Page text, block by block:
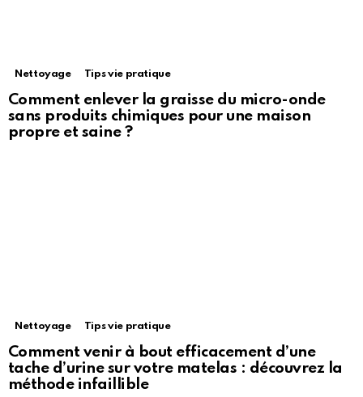
Nettoyage Tips vie pratique
Comment enlever la graisse du micro-onde
sans produits chimiques pour une maison
propre et saine ?
Nettoyage Tips vie pratique
Comment venir à bout efficacement d’une
tache d’urine sur votre matelas : découvrez la
méthode infaillible